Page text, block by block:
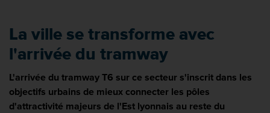
La ville se transforme avec
l'arrivée du tramway
L'arrivée du tramway T6 sur ce secteur s'inscrit dans les
objectifs urbains de mieux connecter les pôles
d'attractivité majeurs de l'Est lyonnais au reste du